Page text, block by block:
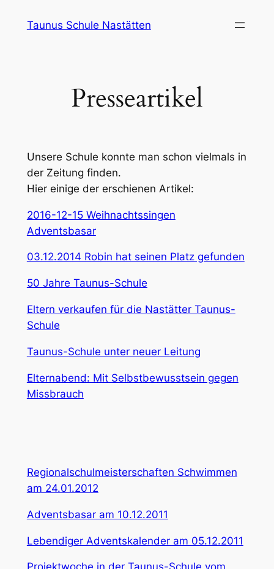
InhaltTaunus Schule Nastätten
Presseartikel
Unsere Schule konnte man schon vielmals in
der Zeitung finden.
Hier einige der erschienen Artikel:
2016-12-15 Weihnachtssingen
Adventsbasar
03.12.2014 Robin hat seinen Platz gefunden
50 Jahre Taunus-Schule
Eltern verkaufen für die Nastätter Taunus-
Schule
Taunus-Schule unter neuer Leitung
Elternabend: Mit Selbstbewusstsein gegen
Missbrauch
Regionalschulmeisterschaften Schwimmen
am 24.01.2012
Adventsbasar am 10.12.2011
Lebendiger Adventskalender am 05.12.2011